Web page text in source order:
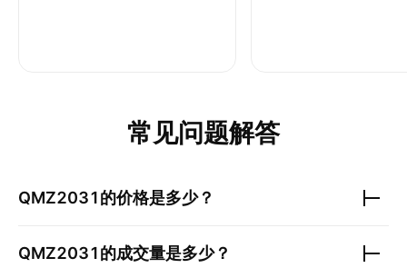
常见问题解答
QMZ2031的价格是多少？
QMZ2031的成交量是多少？